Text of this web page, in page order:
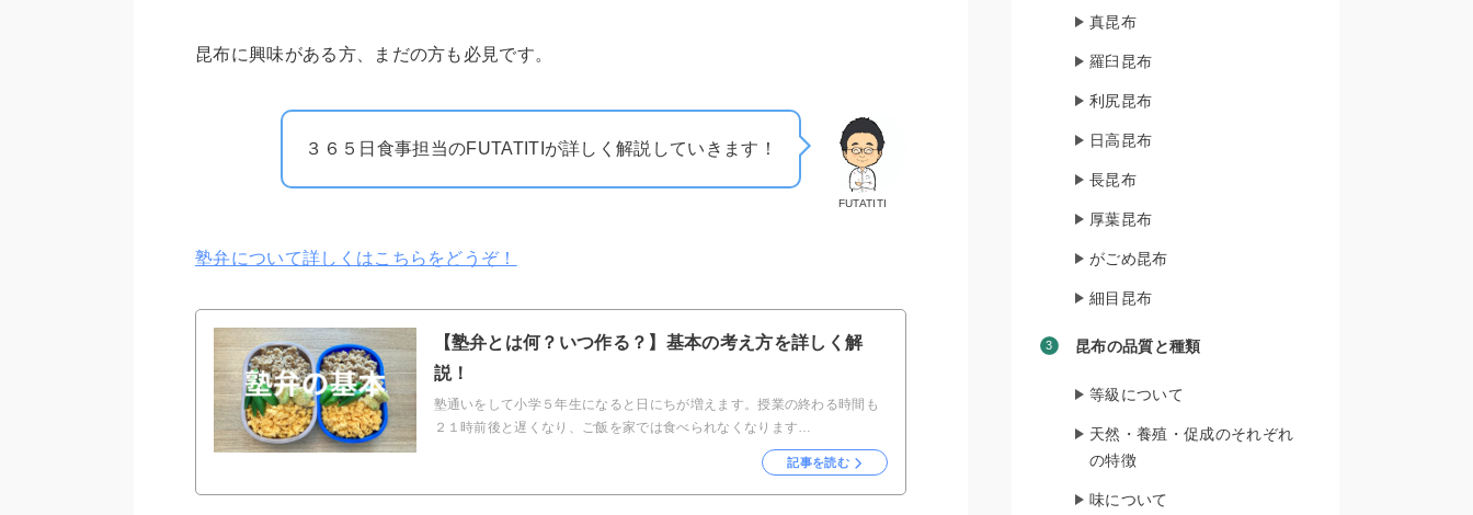
昆布に興味がある方、まだの方も必見です。
FUTATITI
３６５日食事担当のFUTATITIが詳しく解説していきます！
塾弁について詳しくはこちらをどうぞ！
【塾弁とは何？いつ作る？】基本の考え方を詳しく解
説！
塾通いをして小学５年生になると日にちが増えます。授業の終わる時間も
２１時前後と遅くなり、ご飯を家では食べられなくなります…
記事を読む
真昆布
羅臼昆布
利尻昆布
日高昆布
長昆布
厚葉昆布
がごめ昆布
細目昆布
昆布の品質と種類
等級について
天然・養殖・促成のそれぞれ
の特徴
味について